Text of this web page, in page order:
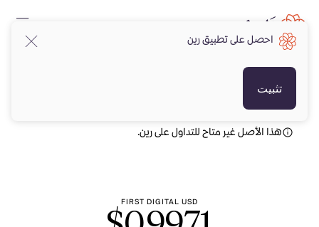
هذا الأصل غير متاح للتداول على رين.
FIRST DIGITAL USD
احصل على تطبيق رين
تثبيت